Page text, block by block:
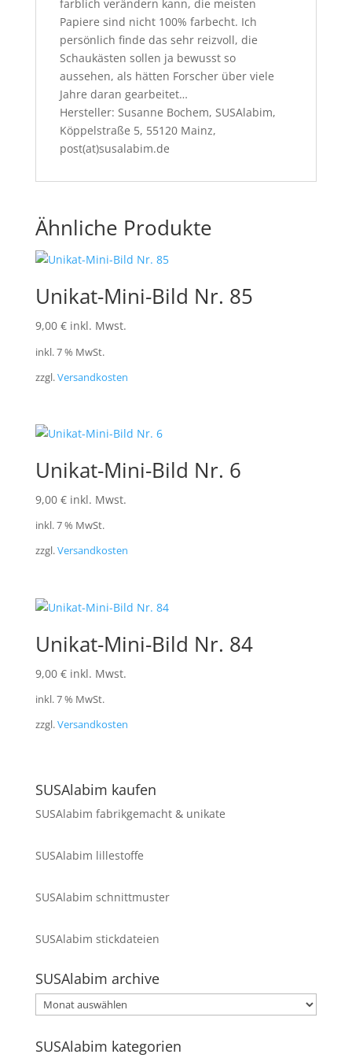
farblich verändern kann, die meisten
Papiere sind nicht 100% farbecht. Ich
persönlich finde das sehr reizvoll, die
Schaukästen sollen ja bewusst so
aussehen, als hätten Forscher über viele
Jahre daran gearbeitet…
Hersteller: Susanne Bochem, SUSAlabim,
Köppelstraße 5, 55120 Mainz,
post(at)susalabim.de
Ähnliche Produkte
Unikat-Mini-Bild Nr. 85
9,00 € inkl. Mwst.
inkl. 7 % MwSt.
zzgl.Versandkosten
Unikat-Mini-Bild Nr. 6
9,00 € inkl. Mwst.
inkl. 7 % MwSt.
zzgl.Versandkosten
Unikat-Mini-Bild Nr. 84
9,00 € inkl. Mwst.
inkl. 7 % MwSt.
zzgl.Versandkosten
SUSAlabim kaufen
SUSAlabim fabrikgemacht & unikate
SUSAlabim lillestoffe
SUSAlabim schnittmuster
SUSAlabim stickdateien
SUSAlabim archive
SUSAlabim
archive
SUSAlabim kategorien